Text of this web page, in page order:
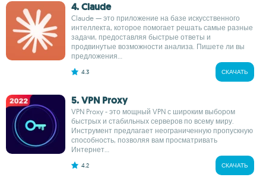
4. Claude
Claude — это приложение на базе искусственного
интеллекта, которое помогает решать самые разные
задачи, предоставляя быстрые ответы и
продвинутые возможности анализа. Пишете ли вы
предложения...
4.3 СКАЧАТЬ
5. VPN Proxy
VPN Proxy - это мощный VPN с широким выбором
быстрых и стабильных серверов по всему миру.
Инструмент предлагает неограниченную пропускную
способность, позволяя вам просматривать
Интернет...
4.2 СКАЧАТЬ